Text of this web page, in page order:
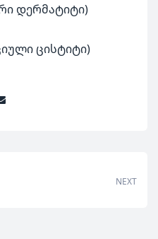
დერმატიტი)
ცისტიტი)
NEXT